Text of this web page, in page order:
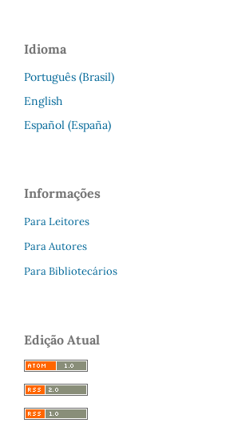
Idioma
Português (Brasil)
English
Español (España)
Informações
Para Leitores
Para Autores
Para Bibliotecários
Edição Atual